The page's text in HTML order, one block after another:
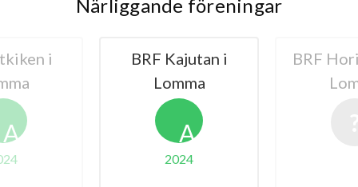
Närliggande föreningar
i
A
BRF Horisonten i
Lomma
BRF